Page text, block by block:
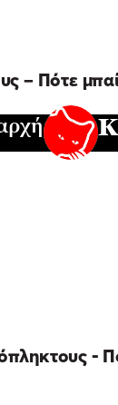
– Πότε
-